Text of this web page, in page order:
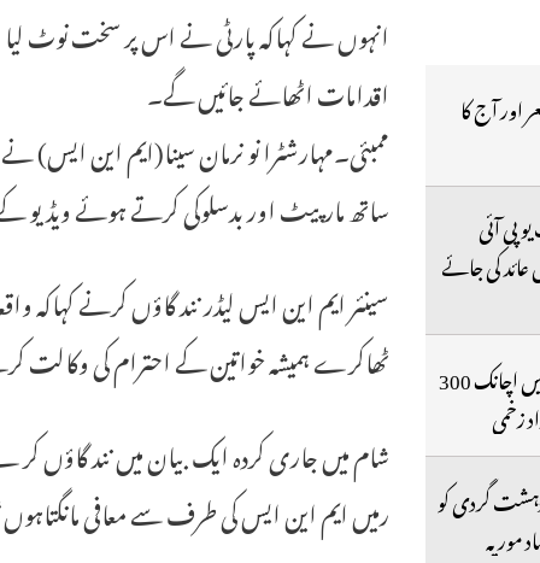
انہوں نے کہاکہ پارٹی نے اس پر سخت نوٹ لیا
اقدامات اٹھائے جائیں گے۔
ممبئی۔مہارشٹرا نو نرمان سینا(ایم این
ساتھ مارپیٹ اور بدسلوکی کرتے ہوئے
سینئر ایم این ایس لیڈر نند گاؤں کرنے کہاکہ
ٹھاکرے ہمیشہ خواتین کے احترام کی وکالت
شام میں جاری کردہ ایک بیان میں نند گاؤں
رمیں ایم این ایس کی طرف سے معافی
اور آج کا
پی آئی
عائد کی جائے
ایئر انڈیا کا طیارہ ہوا میں اچانک 300
گردی کو
موریہ